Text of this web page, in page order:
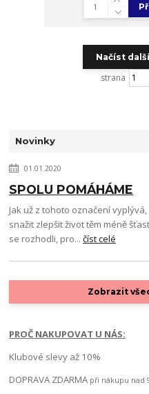
Načíst
strana
Novinky
01.01.2020
SPOLU POMÁHÁME
Jak už z tohoto označení
snažit zlepšit život těm méně
se rozhodli, pro...číst celé
Zobrazit
PROČ NAKUPOVAT U NÁS:
Klubové slevy až 10%
DOPRAVA ZDARMA při nákupu nad